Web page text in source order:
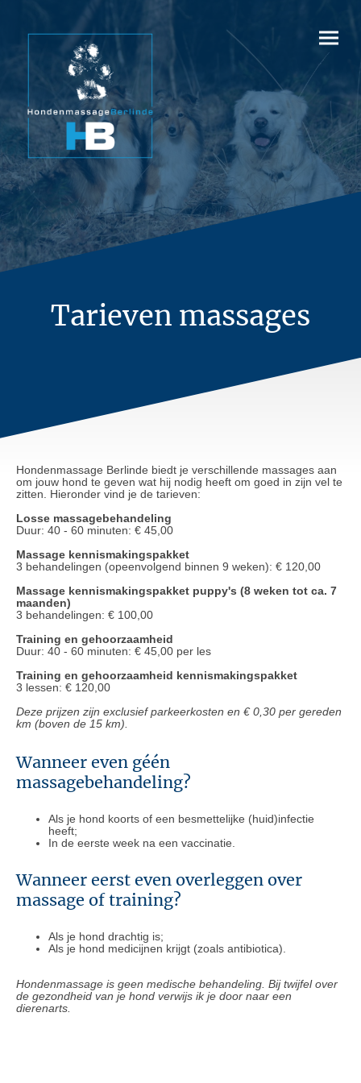
Tarieven massages
Hondenmassage Berlinde biedt je verschillende massages aan
om jouw hond te geven wat hij nodig heeft om goed in zijn vel te
zitten. Hieronder vind je de tarieven:
Losse massagebehandeling
Duur: 40 - 60 minuten: € 45,00
Massage kennismakingspakket
3 behandelingen (opeenvolgend binnen 9 weken): € 120,00
Massage kennismakingspakket puppy's (8 weken tot ca. 7
maanden)
3 behandelingen: € 100,00
Training en gehoorzaamheid
Duur: 40 - 60 minuten: € 45,00 per les
Training en gehoorzaamheid kennismakingspakket
3 lessen: € 120,00
Deze prijzen zijn exclusief parkeerkosten en € 0,30 per gereden
km (boven de 15 km).
Wanneer even géén
massagebehandeling?
Als je hond koorts of een besmettelijke (huid)infectie
heeft;
In de eerste week na een vaccinatie.
Wanneer eerst even overleggen over
massage of training?
Als je hond drachtig is;
Als je hond medicijnen krijgt (zoals antibiotica).
Hondenmassage is geen medische behandeling. Bij twijfel over
de gezondheid van je hond verwijs ik je door naar een
dierenarts.